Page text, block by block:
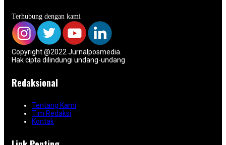
Terhubung dengan kami
Copyright @2022 Jurnalposmedia.
Hak cipta dilindungi undang-undang
Redaksional
Tentang Kami
Tim Redaksi
Kontak